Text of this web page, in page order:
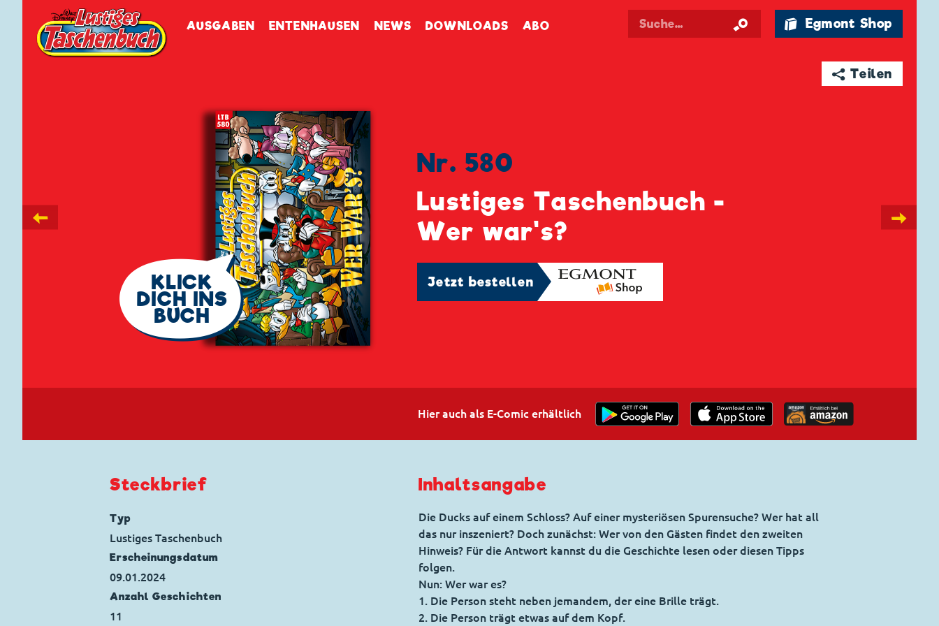
AUSGABEN ENTENHAUSEN NEWS DOWNLOADS ABO 🛍 Egmont Shop
➦ Teilen
←
🗨
KLICK
DICH INS
BUCH
Nr. 580
Lustiges Taschenbuch -
Wer war's?
Jetzt bestellen
→
Hier auch als E-Comic erhältlich
Inhaltsangabe
Die Ducks auf einem Schloss? Auf einer mysteriösen Spurensuche? Wer hat all
das nur inszeniert? Doch zunächst: Wer von den Gästen findet den zweiten
Hinweis? Für die Antwort kannst du die Geschichte lesen oder diesen Tipps
folgen.
Nun: Wer war es?
1. Die Person steht neben jemandem, der eine Brille trägt.
2. Die Person trägt etwas auf dem Kopf.
Steckbrief
Typ
Lustiges Taschenbuch
Erscheinungs­datum
09.01.2024
Anzahl Geschichten
11